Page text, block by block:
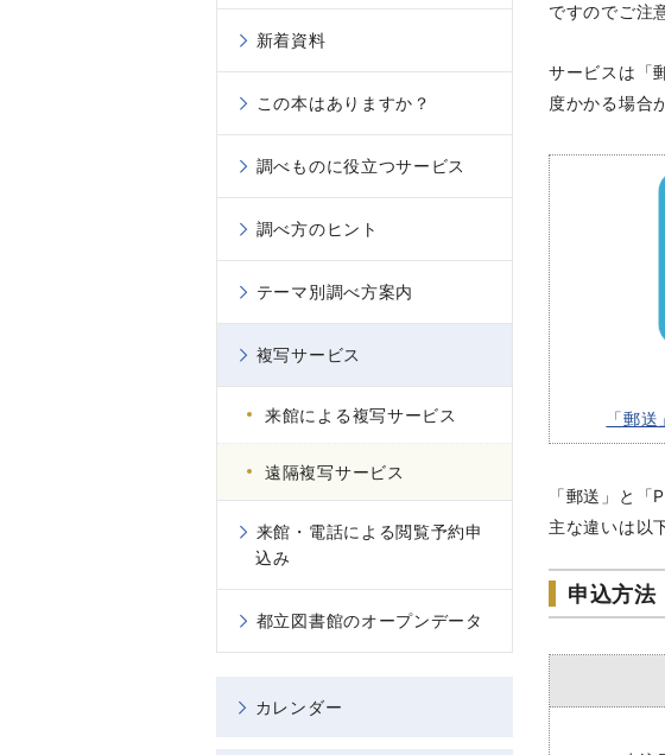
ですのでご注
サービスは「
度かかる場合
「郵
「郵送」と「
主な違いは以
申込方法
新着資料
この本はありますか？
調べものに役立つサービス
調べ方のヒント
テーマ別調べ方案内
複写サービス
来館による複写サービス
遠隔複写サービス
来館・電話による閲覧予約申
込み
都立図書館のオープンデータ
カレンダー